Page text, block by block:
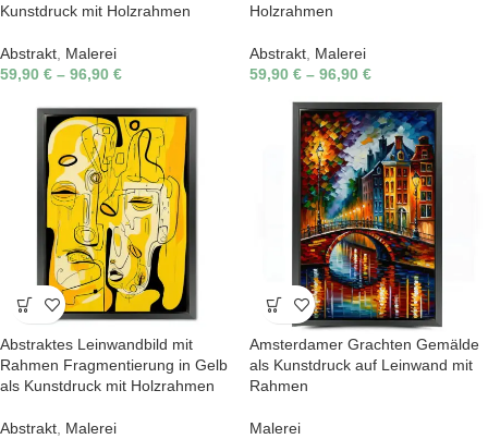
Kunstdruck mit Holzrahmen
Abstrakt Malerei
59,90 € – 96,90 €
Holzrahmen
Abstrakt Malerei
59,90 € – 96,90 €
Abstraktes Leinwandbild mit
Rahmen Fragmentierung in Gelb
als Kunstdruck mit Holzrahmen
Abstrakt Malerei
Amsterdamer Grachten Gemälde
als Kunstdruck auf Leinwand mit
Rahmen
Malerei